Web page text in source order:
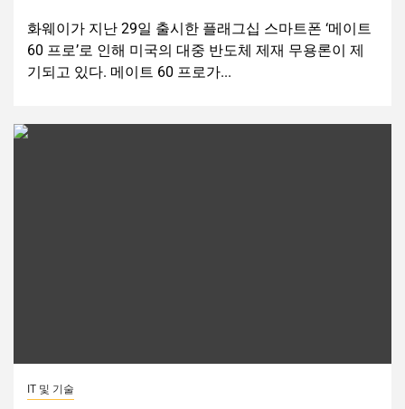
화웨이가 지난 29일 출시한 플래그십 스마트폰 ‘메이트
60 프로’로 인해 미국의 대중 반도체 제재 무용론이 제
기되고 있다. 메이트 60 프로가...
IT 및 기술